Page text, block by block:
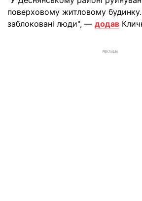
поверховому житловому
заблоковані люди", — додав
РЕКЛАМА